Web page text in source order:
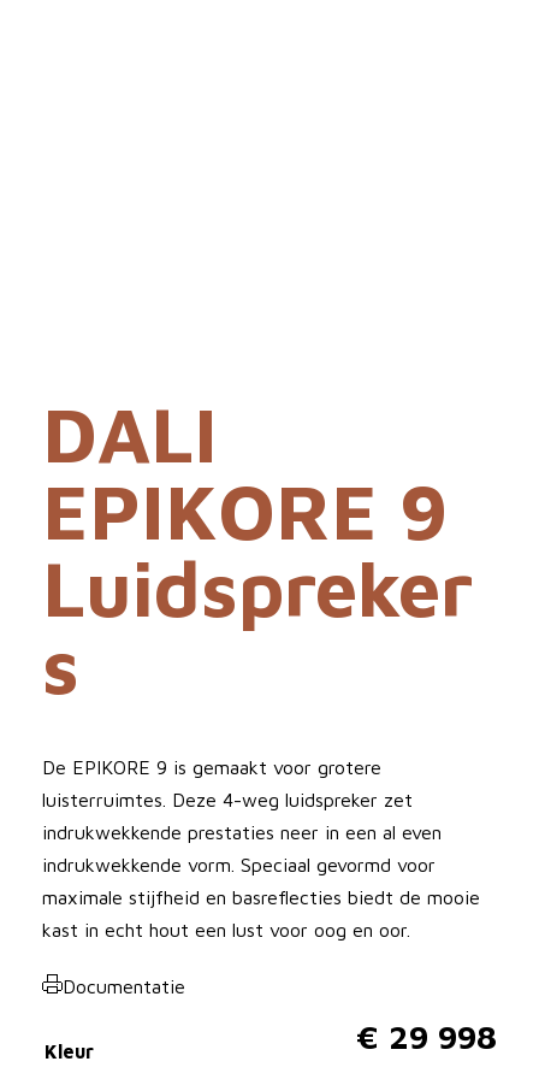
DALI
EPIKORE 9
Luidspreker
s
De EPIKORE 9 is gemaakt voor grotere
luisterruimtes. Deze 4-weg luidspreker zet
indrukwekkende prestaties neer in een al even
indrukwekkende vorm. Speciaal gevormd voor
maximale stijfheid en basreflecties biedt de mooie
kast in echt hout een lust voor oog en oor.
Documentatie
Kleur € 29 998